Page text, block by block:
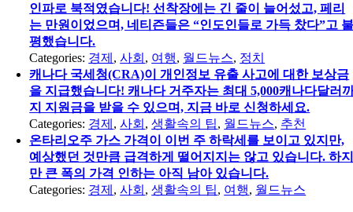
인파로 북적였습니다! 선착장에는 긴 줄이 늘어섰고, 페리
는 만원이었으며, 네티즌들은 “인도인들로 가득 찼다”고
평했습니다.
Categories: 경제 ,사회 , 여행, 월드뉴스, 정치
캐나다 국세청(CRA)이 개인정보 유출 사고에 대한 보상금
을 지급했습니다! 캐나다 거주자는 최대 5,000캐나다달러
지 지원금을 받을 수 있으며, 지금 바로 신청하세요.
Categories: 경제 ,사회 ,생활속의 팁, 월드뉴스, 추천
온타리오주 가스 가격이 이번 주 하락세를 보이고 있지만,
예상했던 것만큼 급격하게 떨어지지는 않고 있습니다. 하
만 큰 폭의 가격 인하는 아직 남아 있습니다.
Categories: 경제 ,사회 ,생활속의 팁, 여행, 월드뉴스